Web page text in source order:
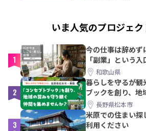
いま人気のプロジェ
1
今の仕事は辞めず
「副業」という
和歌山県
2
暮らしを守るが観
ブックを創り、地
間を集めませんか？
長野県松本市
3
米原での住まい探
利用ください